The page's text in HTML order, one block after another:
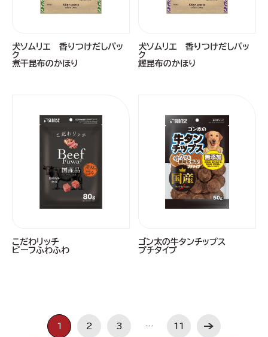
犬ソムリエ 香りつけだしパッ
ク
煮干昆布のかほり
犬ソムリエ 香りつけだしパッ
ク
鰹昆布のかほり
こだわリッチ
ビーフふわふわ
ゴン太の牛タンチップス
プチタイプ
1 2 3 … 11